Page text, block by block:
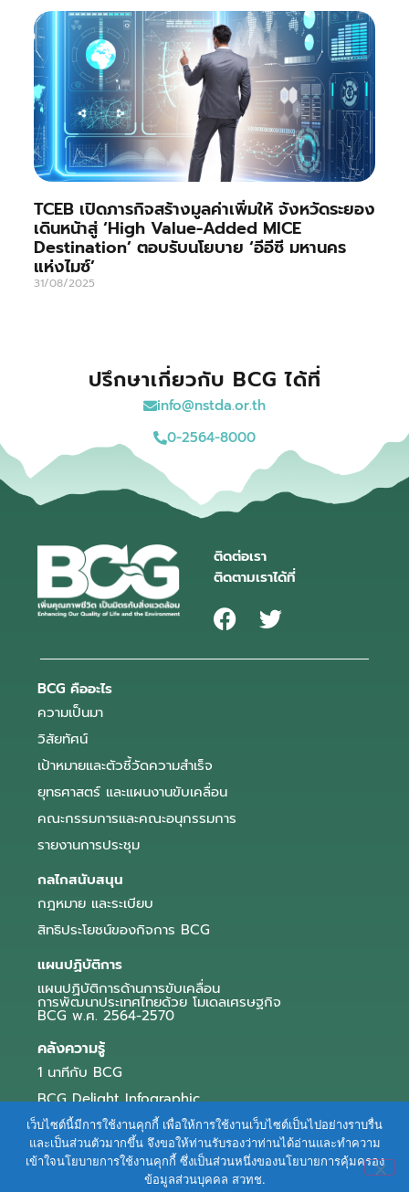
TCEB เปิดภารกิจสร้างมูลค่าเพิ่มให้ จังหวัดระยอง
เดินหน้าสู่ ‘High Value-Added MICE
Destination’ ตอบรับนโยบาย ‘อีอีซี มหานคร
แห่งไมซ์’
31/08/2025
ปรึกษาเกี่ยวกับ BCG ได้ที่
info@nstda.or.th
0-2564-8000
ติดต่อเรา
ติดตามเราได้ที่
BCG คืออะไร
ความเป็นมา
วิสัยทัศน์
เป้าหมายและตัวชี้วัดความสำเร็จ
ยุทธศาสตร์ และแผนงานขับเคลื่อน
คณะกรรมการและคณะอนุกรรมการ
รายงานการประชุม
กลไกสนับสนุน
กฎหมาย และระเบียบ
สิทธิประโยชน์ของกิจการ BCG
แผนปฏิบัติการ
แผนปฏิบัติการด้านการขับเคลื่อน
การพัฒนาประเทศไทยด้วย โมเดลเศรษฐกิจ
BCG พ.ศ. 2564-2570
คลังความรู้
1 นาทีกับ BCG
BCG Delight Infographic
สื่อประชาสัมพันธ์
e-Book Series
เว็บไซต์นี้มีการใช้งานคุกกี้ เพื่อให้การใช้งานเว็บไซต์เป็นไปอย่างราบรื่น
และเป็นส่วนตัวมากขึ้น จึงขอให้ท่านรับรองว่าท่านได้อ่านและทำความ
เข้าใจนโยบายการใช้งานคุกกี้ ซึ่งเป็นส่วนหนึ่งของนโยบายการคุ้มครอง
ข้อมูลส่วนบุคคล สวทช.